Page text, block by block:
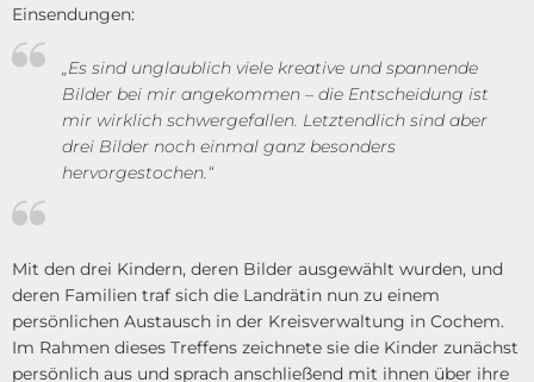
Einsendungen:
„Es sind unglaublich viele kreative und spannende
Bilder bei mir angekommen – die Entscheidung ist
mir wirklich schwergefallen. Letztendlich sind aber
drei Bilder noch einmal ganz besonders
hervorgestochen.“
Mit den drei Kindern, deren Bilder ausgewählt wurden, und
deren Familien traf sich die Landrätin nun zu einem
persönlichen Austausch in der Kreisverwaltung in Cochem.
Im Rahmen dieses Treffens zeichnete sie die Kinder zunächst
persönlich aus und sprach anschließend mit ihnen über ihre